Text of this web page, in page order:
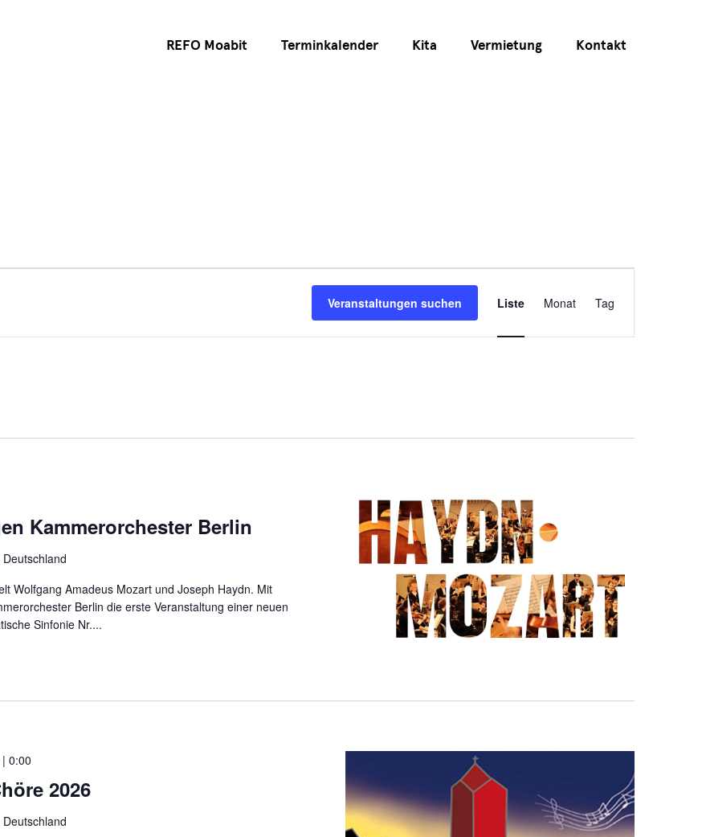
REFO Moabit Terminkalender Kita Vermietung Kontakt
Veranstaltungen suchen
Ansichten-
Liste Monat Tag
Kammerorchester Berlin
Wolfgang Amadeus Mozart und Joseph Haydn. Mit
Berlin die erste Veranstaltung einer neuen
Sinfonie Nr....
2026
0:00